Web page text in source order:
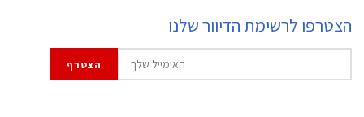
הצטרפו לרשימת הדיוור שלנו